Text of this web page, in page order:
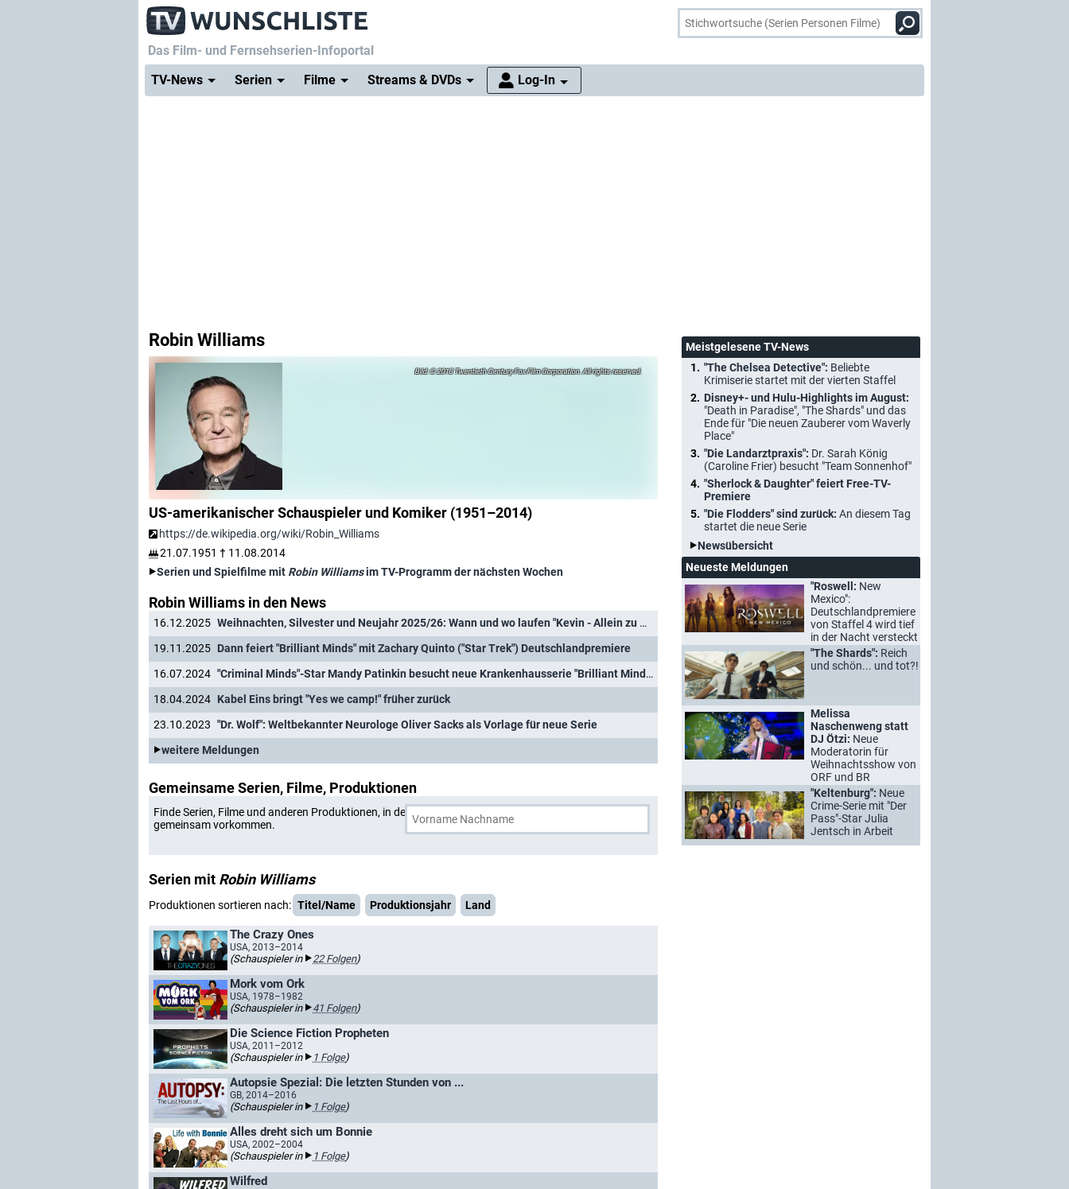
Das Film- und Fernsehserien-Infoportal
TV-News
Serien Filme Streams & DVDs Log-In
Robin Williams
© 2013 Twentieth Century Fox Film Corporation. All rights reserved.
US-amerikanischer Schauspieler und Komiker (1951–2014)
https://de.wikipedia.org/wiki/Robin_Williams
21.07.1951 † 11.08.2014
Serien und Spielfilme mit Robin Williamsim TV-Programm der nächsten Wochen
Robin Williams in den News
16.12.2025
Weihnachten, Silvester und Neujahr 2025/26: Wann und wo laufen "Kevin - Allein zu Haus", "Schöne Bescherung" und Co.?
19.11.2025 Dann feiert "Brilliant Minds" mit Zachary Quinto ("Star Trek") Deutschlandpremiere
16.07.2024
"Criminal Minds"-Star Mandy Patinkin besucht neue Krankenhausserie "Brilliant Minds"
18.04.2024 Kabel Eins bringt "Yes we camp!" früher zurück
23.10.2023 "Dr. Wolf": Weltbekannter Neurologe Oliver Sacks als Vorlage für neue Serie
weitere Meldungen
Gemeinsame Serien, Filme, Produktionen
Finde Serien, Filme und anderen Produktionen, in denen Robin Williams
gemeinsam vorkommen.
Serien mit Robin Williams
Produktionen sortieren nach: Titel/Name Produktionsjahr Land
The Crazy Ones
USA, 2013–2014
(Schauspieler in 22 Folgen)
Mork vom Ork
USA, 1978–1982
(Schauspieler in 41 Folgen)
Die Science Fiction Propheten
USA, 2011–2012
(Schauspieler in 1 Folge)
Autopsie Spezial: Die letzten Stunden von ...
GB, 2014–2016
(Schauspieler in 1 Folge)
Alles dreht sich um Bonnie
USA, 2002–2004
(Schauspieler in 1 Folge)
Wilfred
Meistgelesene TV-News
"The Chelsea Detective": Beliebte
Krimiserie startet mit der vierten Staffel
Disney+- und Hulu-Highlights im August:
"Death in Paradise", "The Shards" und das
Ende für "Die neuen Zauberer vom Waverly
Place"
"Die Landarztpraxis": Dr. Sarah König
(Caroline Frier) besucht "Team Sonnenhof"
"Sherlock & Daughter" feiert Free-TV-
Premiere
"Die Flodders" sind zurück: An diesem Tag
startet die neue Serie
Newsübersicht
Neueste Meldungen
"Roswell: New
Mexico":
Deutschlandpremiere
von Staffel 4 wird tief
in der Nacht versteckt
"The Shards": Reich
und schön... und tot?!
Melissa
Naschenweng statt
DJ Ötzi: Neue
Moderatorin für
Weihnachtsshow von
ORF und BR
"Keltenburg": Neue
Crime-Serie mit "Der
Pass"-Star Julia
Jentsch in Arbeit